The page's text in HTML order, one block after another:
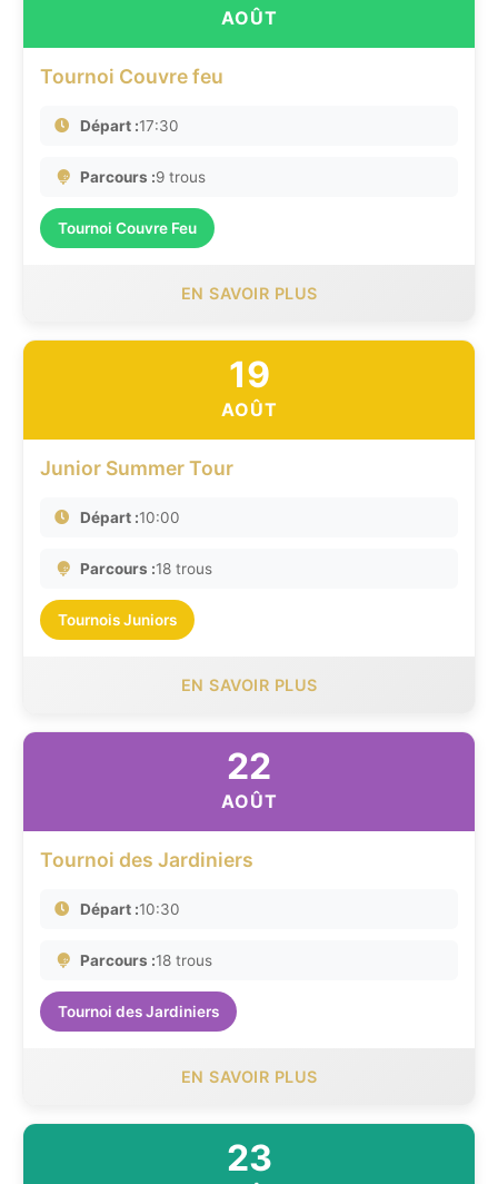
AOÛT
Tournoi Couvre feu
Départ :17:30
Parcours :9 trous
Tournoi Couvre Feu
EN SAVOIR PLUS
19
AOÛT
Junior Summer Tour
Départ :10:00
Parcours :18 trous
Tournois Juniors
EN SAVOIR PLUS
22
AOÛT
Tournoi des Jardiniers
Départ :10:30
Parcours :18 trous
Tournoi des Jardiniers
EN SAVOIR PLUS
23